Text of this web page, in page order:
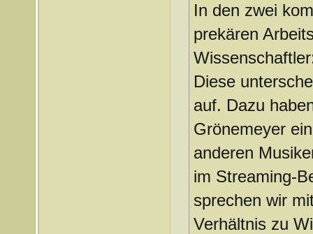
In den zwei
prekären
Diese
auf. Dazu
Grönemeyer
anderen
im Streaming-
sprechen wir
Verhältnis zu